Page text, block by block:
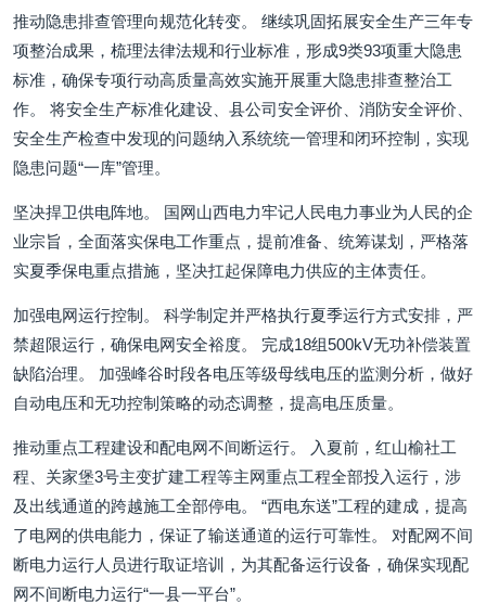
推动隐患排查管理向规范化转变。 继续巩固拓展安全生产三年专
项整治成果，梳理法律法规和行业标准，形成9类93项重大隐患
标准，确保专项行动高质量高效实施开展重大隐患排查整治工
作。 将安全生产标准化建设、县公司安全评价、消防安全评价、
安全生产检查中发现的问题纳入系统统一管理和闭环控制，实现
隐患问题“一库”管理。
坚决捍卫供电阵地。 国网山西电力牢记人民电力事业为人民的企
业宗旨，全面落实保电工作重点，提前准备、统筹谋划，严格落
实夏季保电重点措施，坚决扛起保障电力供应的主体责任。
加强电网运行控制。 科学制定并严格执行夏季运行方式安排，严
禁超限运行，确保电网安全裕度。 完成18组500kV无功补偿装置
缺陷治理。 加强峰谷时段各电压等级母线电压的监测分析，做好
自动电压和无功控制策略的动态调整，提高电压质量。
推动重点工程建设和配电网不间断运行。 入夏前，红山榆社工
程、关家堡3号主变扩建工程等主网重点工程全部投入运行，涉
及出线通道的跨越施工全部停电。 “西电东送”工程的建成，提高
了电网的供电能力，保证了输送通道的运行可靠性。 对配网不间
断电力运行人员进行取证培训，为其配备运行设备，确保实现配
网不间断电力运行“一县一平台”。